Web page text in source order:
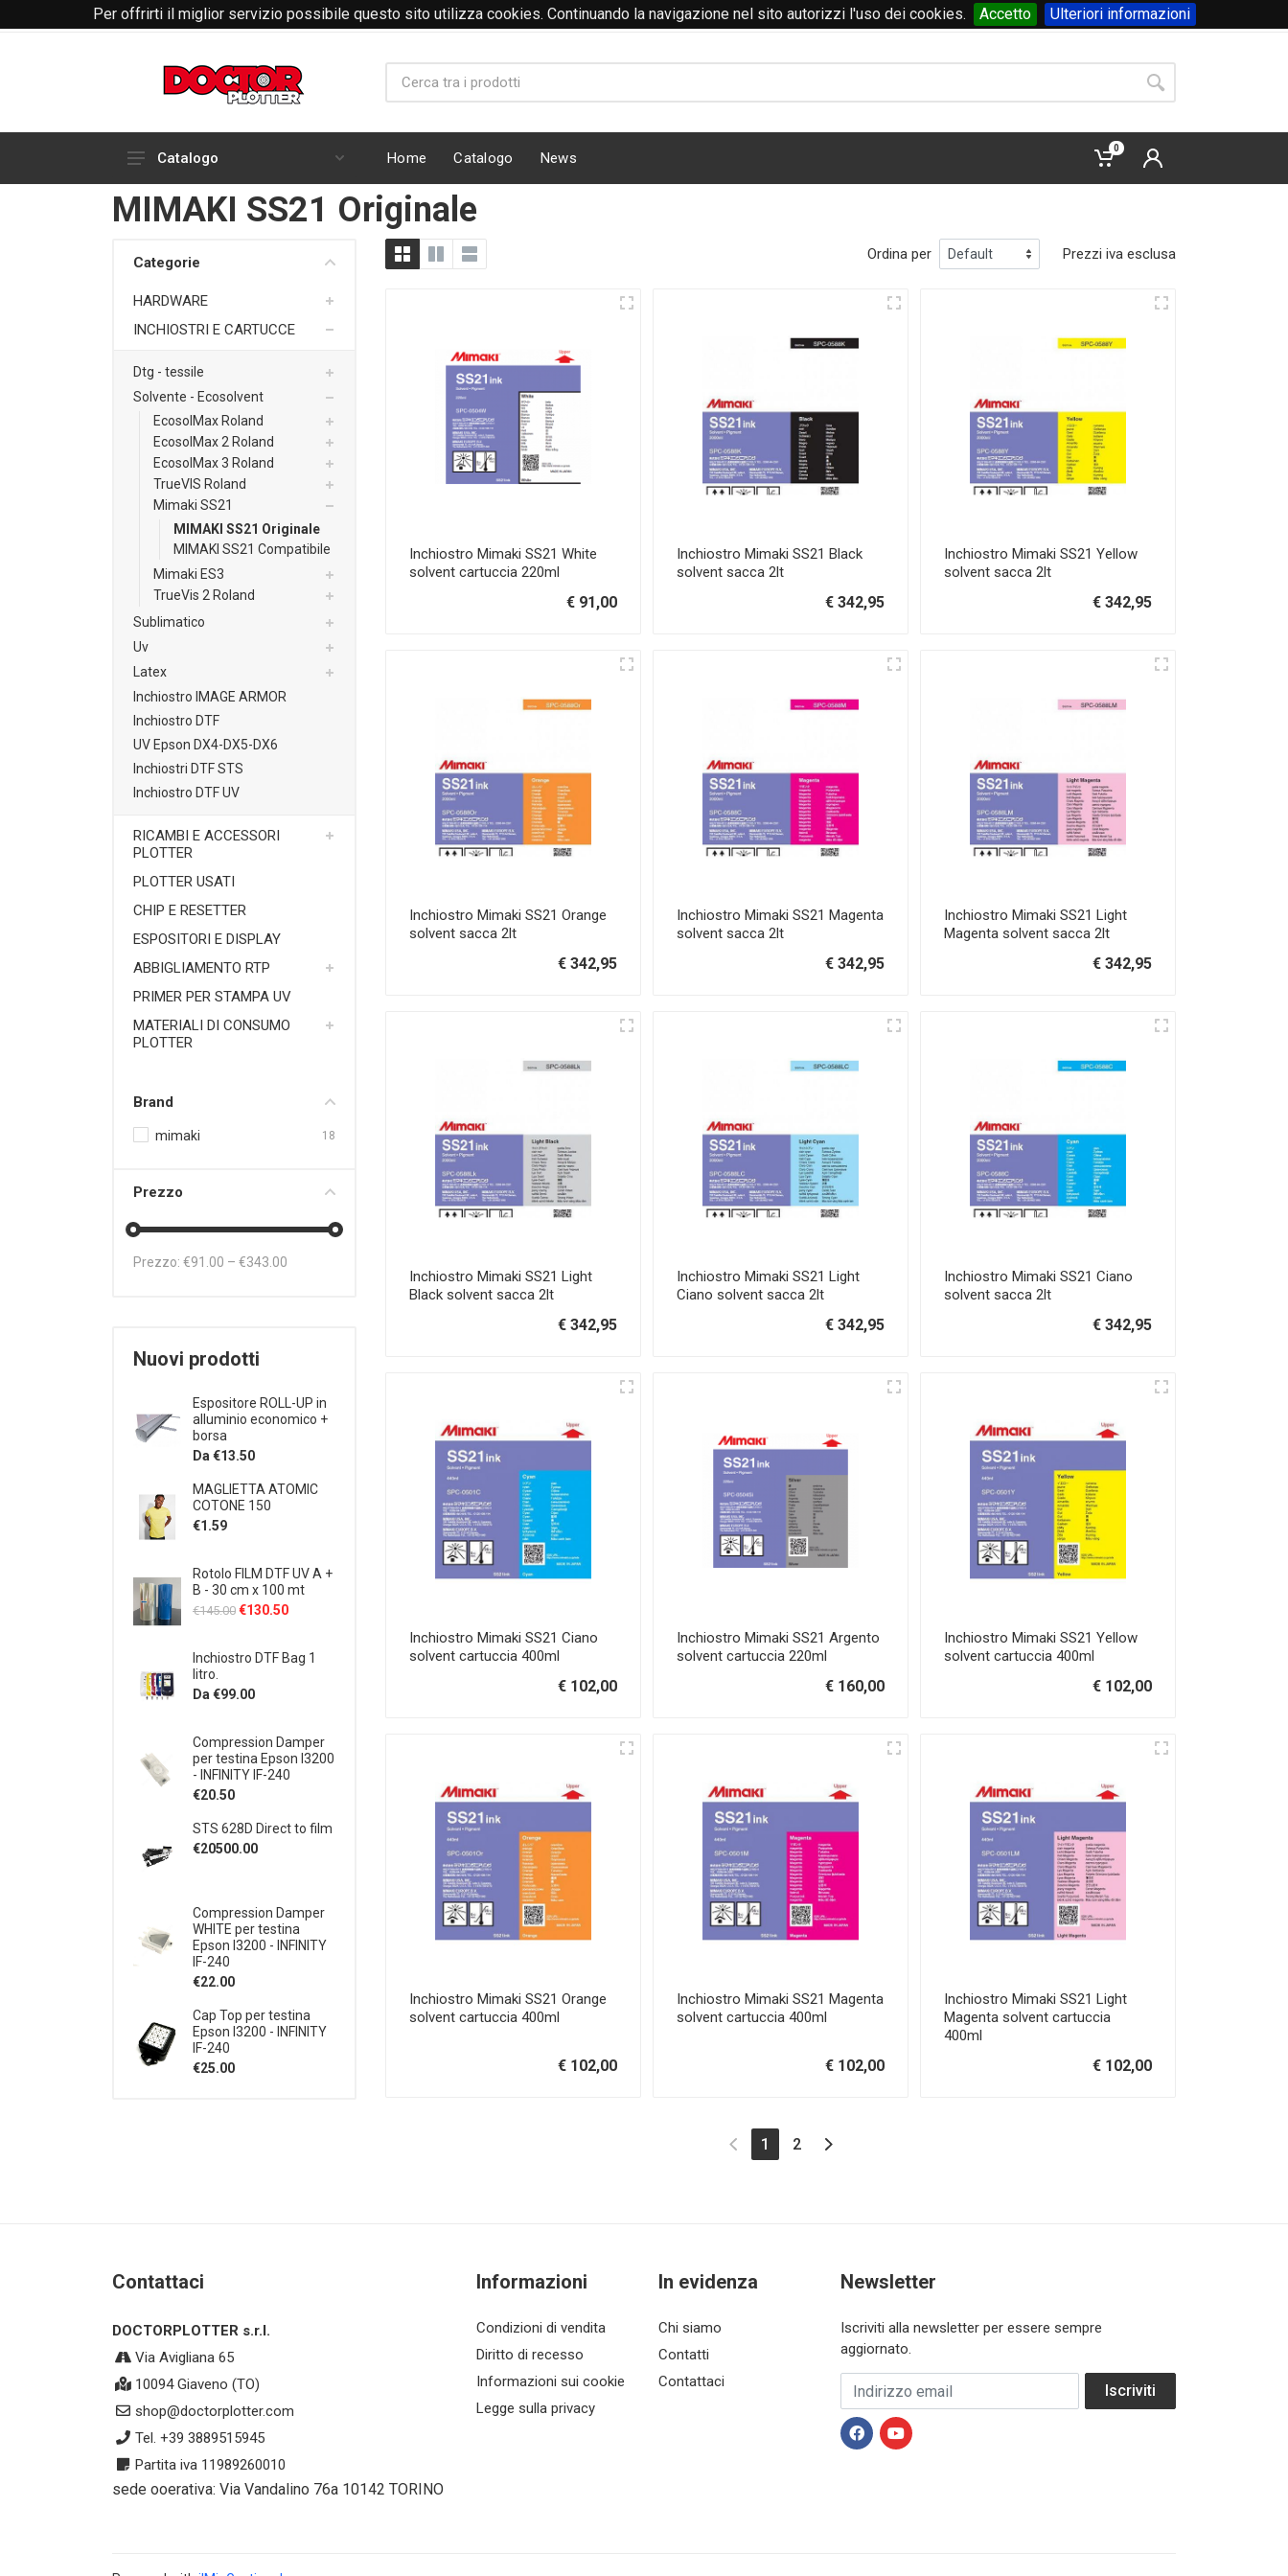
Per offrirti il miglior servizio possibile questo sito utilizza cookies. Continuando la navigazione nel sito autorizzi l'uso dei cookies. Accetto Ulteriori informazioni
Accedi oregistrati
HARDWARE
RICAMBI E ACCESSORI PLOTTER
ABBIGLIAMENTO RTP
MATERIALI DI CONSUMO
Catalogo Home Catalogo News
0
MIMAKI SS21 Originale
Categorie
HARDWARE
INCHIOSTRI E CARTUCCE
Dtg - tessile
Solvente - Ecosolvent
EcosolMax Roland
EcosolMax 2 Roland
EcosolMax 3 Roland
TrueVIS Roland
Mimaki SS21
MIMAKI SS21 Originale
MIMAKI SS21 Compatibile
Mimaki ES3
TrueVis 2 Roland
Sublimatico
Uv
Latex
Inchiostro IMAGE ARMOR
Inchiostro DTF
UV Epson DX4-DX5-DX6
Inchiostri DTF STS
Inchiostro DTF UV
RICAMBI E ACCESSORI
PLOTTER
PLOTTER USATI
CHIP E RESETTER
ESPOSITORI E DISPLAY
ABBIGLIAMENTO RTP
PRIMER PER STAMPA UV
MATERIALI DI CONSUMO
PLOTTER
Brand
mimaki 18
Prezzo
Prezzo: €91.00 – €343.00
Nuovi prodotti
Espositore ROLL-UP in
alluminio economico +
borsa
Da €13.50
MAGLIETTA ATOMIC
COTONE 150
€1.59
Rotolo FILM DTF UV A +
B - 30 cm x 100 mt
€145.00 €130.50
Inchiostro DTF Bag 1
litro.
Da €99.00
Compression Damper
per testina Epson I3200
- INFINITY IF-240
€20.50
STS 628D Direct to film
€20500.00
Compression Damper
WHITE per testina
Epson I3200 - INFINITY
IF-240
€22.00
Cap Top per testina
Epson I3200 - INFINITY
IF-240
€25.00
Ordina per Prezzi iva esclusa
Inchiostro Mimaki SS21 White
solvent cartuccia 220ml
€ 91,00
Inchiostro Mimaki SS21 Black
solvent sacca 2lt
€ 342,95
Inchiostro Mimaki SS21 Yellow
solvent sacca 2lt
€ 342,95
Inchiostro Mimaki SS21 Orange
solvent sacca 2lt
€ 342,95
Inchiostro Mimaki SS21 Magenta
solvent sacca 2lt
€ 342,95
Inchiostro Mimaki SS21 Light
Magenta solvent sacca 2lt
€ 342,95
Inchiostro Mimaki SS21 Light
Black solvent sacca 2lt
€ 342,95
Inchiostro Mimaki SS21 Light
Ciano solvent sacca 2lt
€ 342,95
Inchiostro Mimaki SS21 Ciano
solvent sacca 2lt
€ 342,95
Inchiostro Mimaki SS21 Ciano
solvent cartuccia 400ml
€ 102,00
Inchiostro Mimaki SS21 Argento
solvent cartuccia 220ml
€ 160,00
Inchiostro Mimaki SS21 Yellow
solvent cartuccia 400ml
€ 102,00
Inchiostro Mimaki SS21 Orange
solvent cartuccia 400ml
€ 102,00
Inchiostro Mimaki SS21 Magenta
solvent cartuccia 400ml
€ 102,00
Inchiostro Mimaki SS21 Light
Magenta solvent cartuccia
400ml
€ 102,00
1 (current)
2
Contattaci
DOCTORPLOTTER s.r.l.
Via Avigliana 65
10094 Giaveno (TO)
shop@doctorplotter.com
Tel. +39 3889515945
Partita iva 11989260010
sede ooerativa: Via Vandalino 76a 10142 TORINO
Informazioni
Condizioni di vendita
Diritto di recesso
Informazioni sui cookie
Legge sulla privacy
In evidenza
Chi siamo
Contatti
Contattaci
Newsletter
Iscriviti alla newsletter per essere sempre
aggiornato.
Indirizzo email Iscriviti